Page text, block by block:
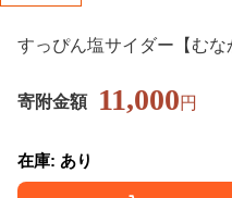
すっぴん塩サイダー【むな
寄附金額 11,000円
在庫: あり